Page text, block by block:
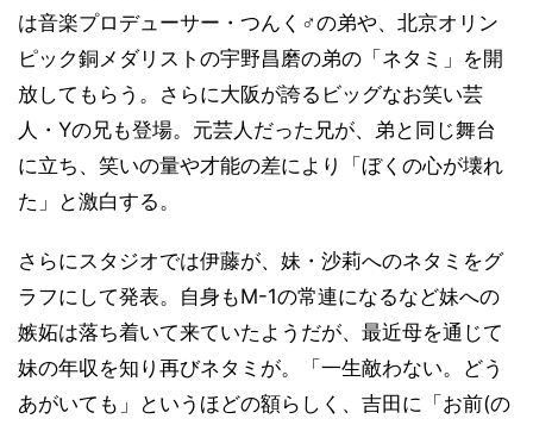
は音楽プロデューサー・つんく♂の弟や、北京オリン
ピック銅メダリストの宇野昌磨の弟の「ネタミ」を開
放してもらう。さらに大阪が誇るビッグなお笑い芸
人・Yの兄も登場。元芸人だった兄が、弟と同じ舞台
に立ち、笑いの量や才能の差により「ぼくの心が壊れ
た」と激白する。
さらにスタジオでは伊藤が、妹・沙莉へのネタミをグ
ラフにして発表。自身もM-1の常連になるなど妹への
嫉妬は落ち着いて来ていたようだが、最近母を通じて
妹の年収を知り再びネタミが。「一生敵わない。どう
あがいても」というほどの額らしく、吉田に「お前(の